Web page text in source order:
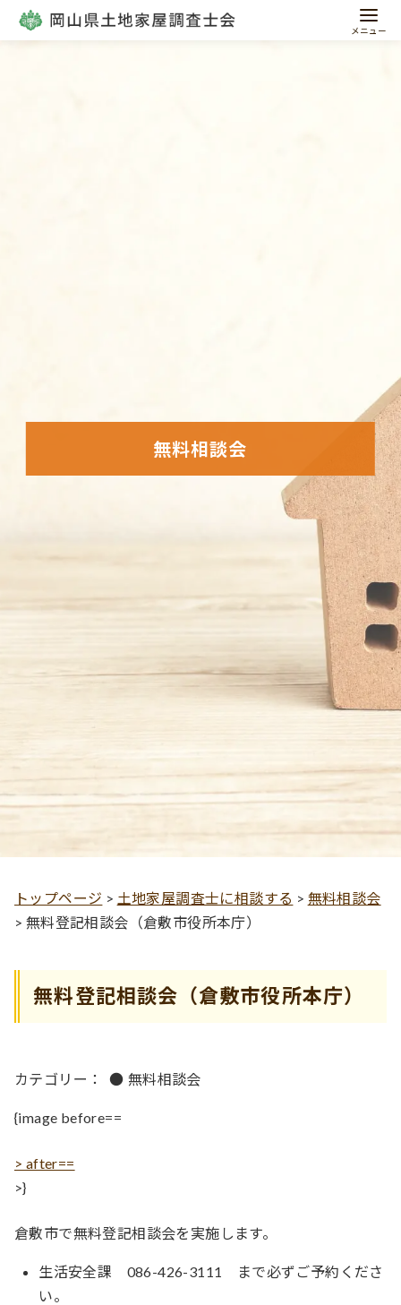
無料相談会
トップページ > 土地家屋調査士に相談する > 無料相談会
> 無料登記相談会（倉敷市役所本庁）
無料登記相談会（倉敷市役所本庁）
カテゴリー： ● 無料相談会
{image before==
> after==
>}
倉敷市で無料登記相談会を実施します。
生活安全課 086-426-3111 まで必ずご予約くださ
い。